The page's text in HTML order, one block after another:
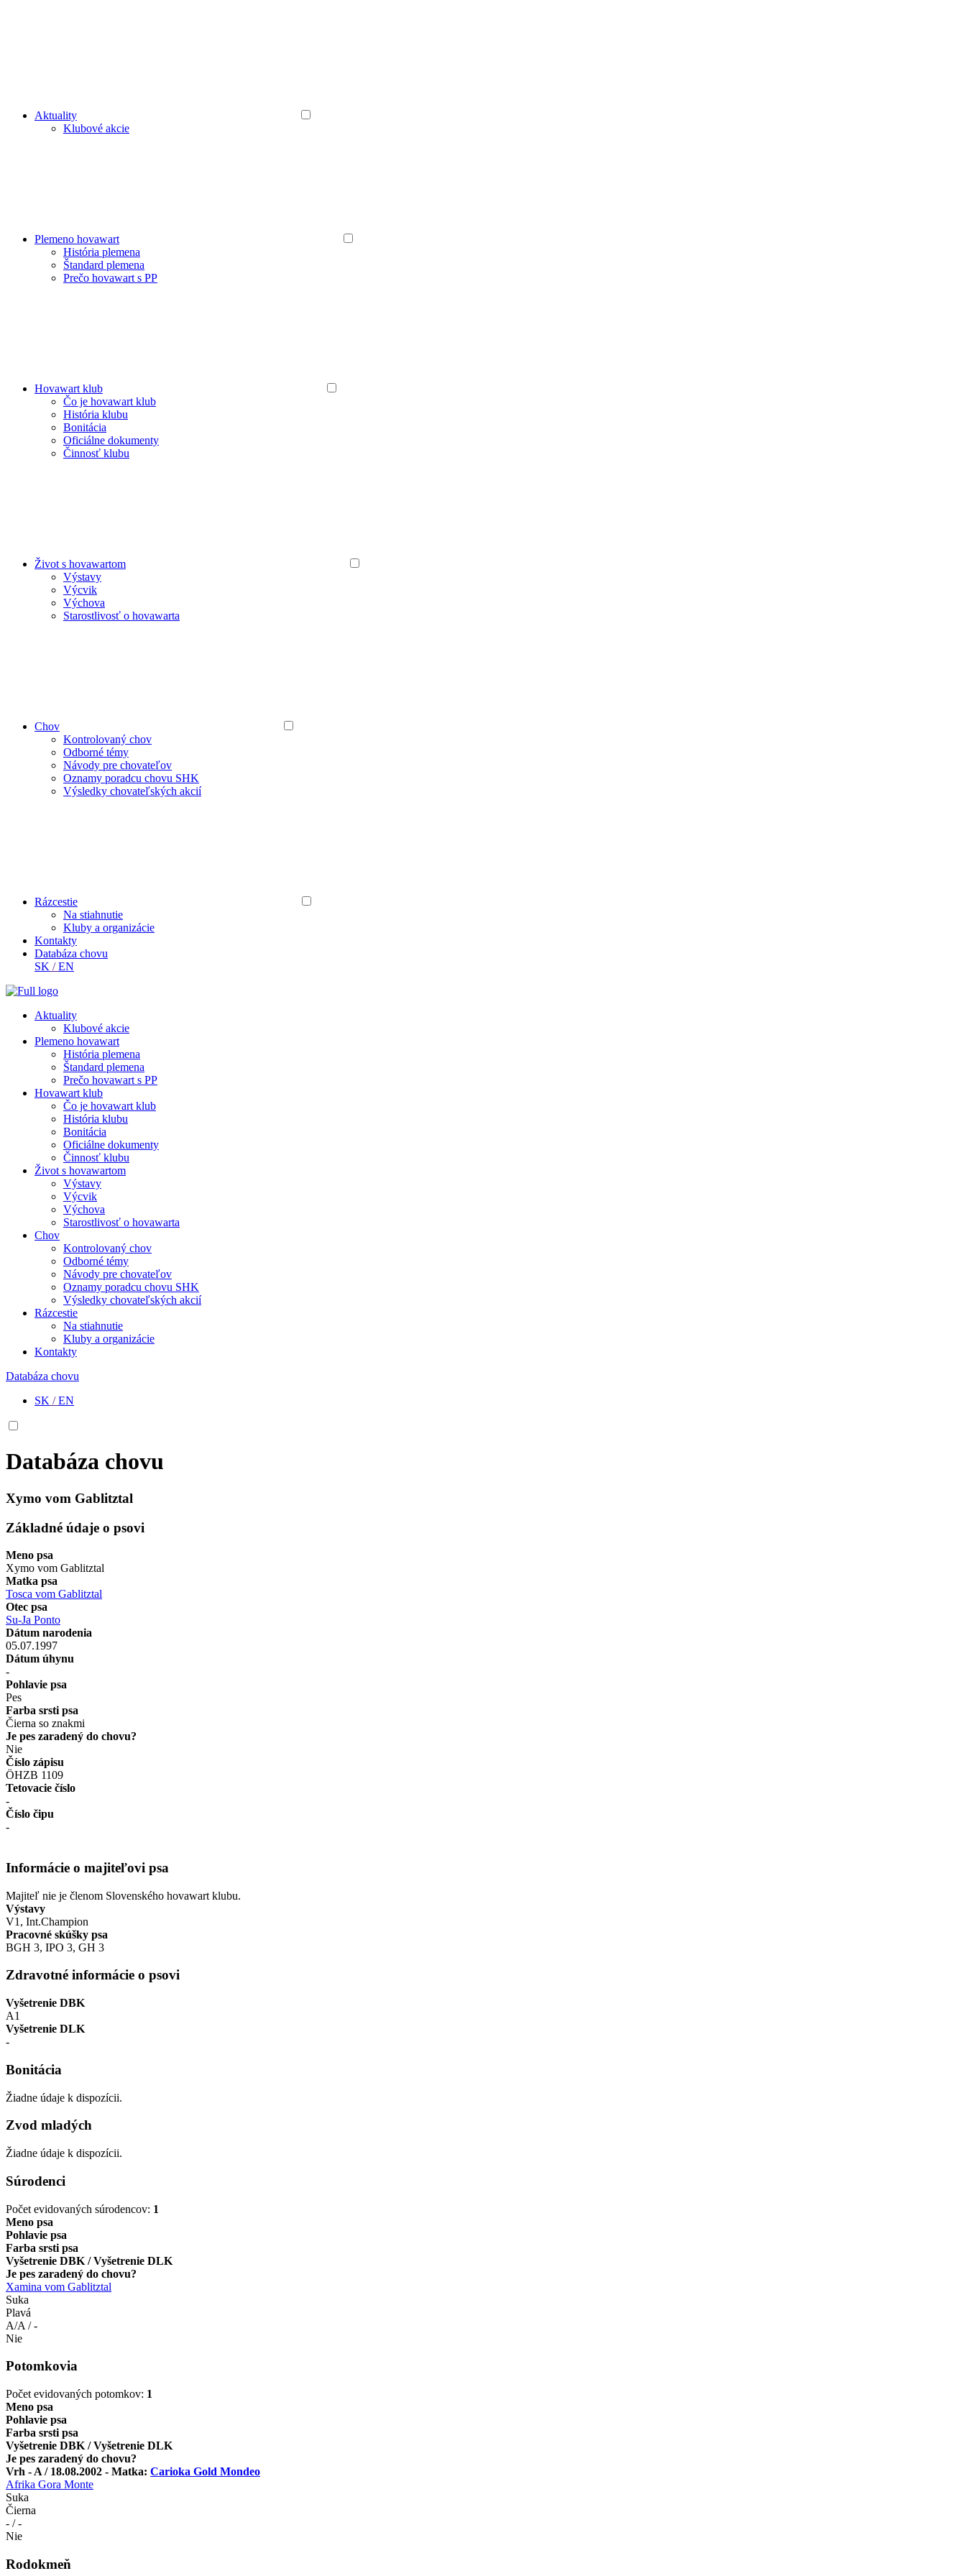
Aktuality
Klubové akcie
Plemeno hovawart
História plemena
Štandard plemena
Prečo hovawart s PP
Hovawart klub
Čo je hovawart klub
História klubu
Bonitácia
Oficiálne dokumenty
Činnosť klubu
Život s hovawartom
Výstavy
Výcvik
Výchova
Starostlivosť o hovawarta
Chov
Kontrolovaný chov
Odborné témy
Návody pre chovateľov
Oznamy poradcu chovu SHK
Výsledky chovateľských akcií
Rázcestie
Na stiahnutie
Kluby a organizácie
Kontakty
Databáza chovu
SK /EN
Aktuality
Klubové akcie
Plemeno hovawart
História plemena
Štandard plemena
Prečo hovawart s PP
Hovawart klub
Čo je hovawart klub
História klubu
Bonitácia
Oficiálne dokumenty
Činnosť klubu
Život s hovawartom
Výstavy
Výcvik
Výchova
Starostlivosť o hovawarta
Chov
Kontrolovaný chov
Odborné témy
Návody pre chovateľov
Oznamy poradcu chovu SHK
Výsledky chovateľských akcií
Rázcestie
Na stiahnutie
Kluby a organizácie
Kontakty
Databáza chovu
SK /EN
Databáza chovu
Xymo vom Gablitztal
Základné údaje o psovi
Meno psa
Xymo vom Gablitztal
Matka psa
Tosca vom Gablitztal
Otec psa
Su-Ja Ponto
Dátum narodenia
05.07.1997
Dátum úhynu
-
Pohlavie psa
Pes
Farba srsti psa
Čierna so znakmi
Je pes zaradený do chovu?
Nie
Číslo zápisu
ÖHZB 1109
Tetovacie číslo
-
Číslo čipu
-
Informácie o majiteľovi psa
Majiteľ nie je členom Slovenského hovawart klubu.
Výstavy
V1, Int.Champion
Pracovné skúšky psa
BGH 3, IPO 3, GH 3
Zdravotné informácie o psovi
Vyšetrenie DBK
A1
Vyšetrenie DLK
-
Bonitácia
Žiadne údaje k dispozícii.
Zvod mladých
Žiadne údaje k dispozícii.
Súrodenci
Počet evidovaných súrodencov: 1
Meno psa
Pohlavie psa
Farba srsti psa
Vyšetrenie DBK / Vyšetrenie DLK
Je pes zaradený do chovu?
Xamina vom Gablitztal
Suka
Plavá
A/A / -
Nie
Potomkovia
Počet evidovaných potomkov: 1
Meno psa
Pohlavie psa
Farba srsti psa
Vyšetrenie DBK / Vyšetrenie DLK
Je pes zaradený do chovu?
Vrh - A / 18.08.2002 - Matka: Carioka Gold Mondeo
Afrika Gora Monte
Suka
Čierna
- / -
Nie
Rodokmeň